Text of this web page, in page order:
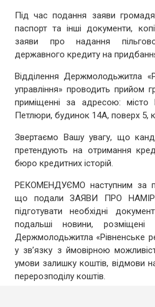
Під час подання заяви
паспорт та інші документи,
заяви про надання
державного кредиту на
Відділення Держмолодьжитла
управління» проводить прийом
приміщенні за адресою: місто
Петлюри, будинок 14А, поверх 5,
Звертаємо Вашу увагу, що
претендують на отримання
бюро кредитних історій.
РЕКОМЕНДУЄМО наступним за
що подали ЗАЯВИ ПРО
підготувати необхідні
подальші новини, розміщені
Держмолодьжитла «Рівненське
у зв’язку з ймовірною
умови залишку коштів, відмови
перерозподілу коштів.